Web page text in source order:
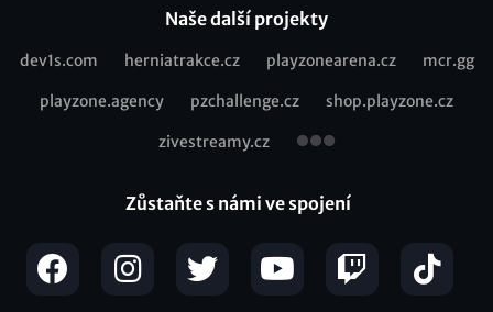
Naše další projekty
Recommended
dev1s.com herniatrakce.cz playzonearena.cz mcr.gg
playzone.agency pzchallenge.cz shop.playzone.cz
zivestreamy.cz
Zůstaňte s námi ve spojení